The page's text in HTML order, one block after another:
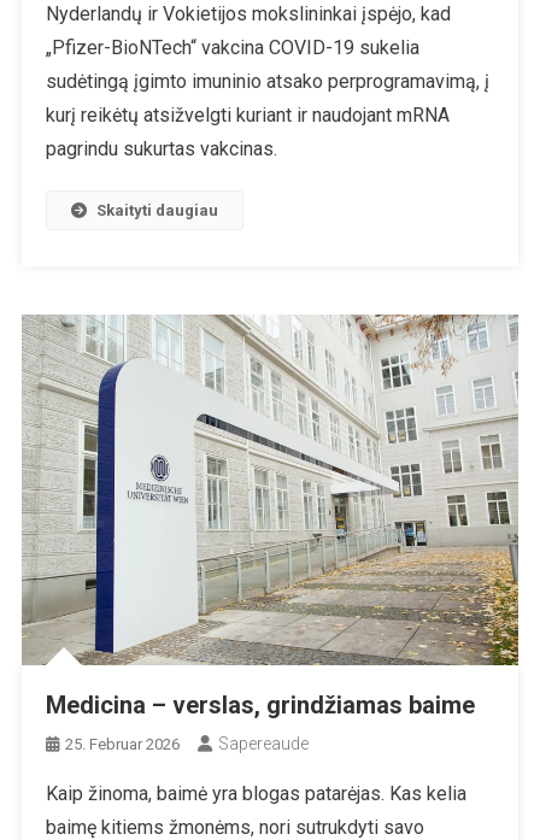
Nyderlandų ir Vokietijos mokslininkai įspėjo, kad
„Pfizer-BioNTech“ vakcina COVID-19 sukelia
sudėtingą įgimto imuninio atsako perprogramavimą, į
kurį reikėtų atsižvelgti kuriant ir naudojant mRNA
pagrindu sukurtas vakcinas.
Skaityti daugiau
Medicina – verslas, grindžiamas baime
25. Februar 2026 Sapereaude
Kaip žinoma, baimė yra blogas patarėjas. Kas kelia
baimę kitiems žmonėms, nori sutrukdyti savo